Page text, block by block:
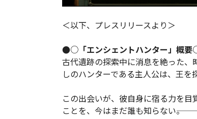
＜以下、プレスリリースより＞
●○「エンシェントハンター」概
古代遺跡の探索中に消息を絶った
しのハンターである主人公は、王を
この出会いが、彼自身に宿る力を
ことを、今はまだ誰も知らない―――。